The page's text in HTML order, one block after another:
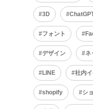
3D
フォント
デザイン ネ
LINE 社内
shopify シ